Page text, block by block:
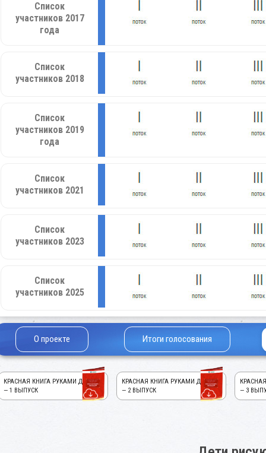
Список
участников 2017
года
Список
участников 2018
Список
участников 2019
года
Список
участников 2021
Список
участников 2023
Список
участников 2025
О проекте Итоги голосования
КРАСНАЯ КНИГА РУКАМИ ДЕТЕЙ!
— 1 ВЫПУСК
КРАСНАЯ КНИГА РУКАМИ ДЕТЕЙ!
— 2 ВЫПУСК
— 3